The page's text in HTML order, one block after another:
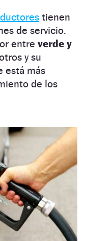
tienen
de servicio.
entre verde y
y su
está más
de los